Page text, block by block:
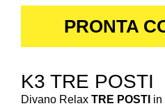
PRONTA
K3 TRE POSTI
Divano Relax TRE POSTI in